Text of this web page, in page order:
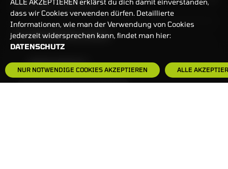
BANKEINSTELLUNGEN
HÄUFIG GESUCHT:
ZERTIFIKATE
8:00-22 UHR
dass wir Cookies verwenden dürfen. Detaillierte
Informationen, wie man der Verwendung von Cookies
jederzeit widersprechen kann, findet man hier:
DATENSCHUTZ
NUR NOTWENDIGE COOKIES AKZEPTIEREN ALLE